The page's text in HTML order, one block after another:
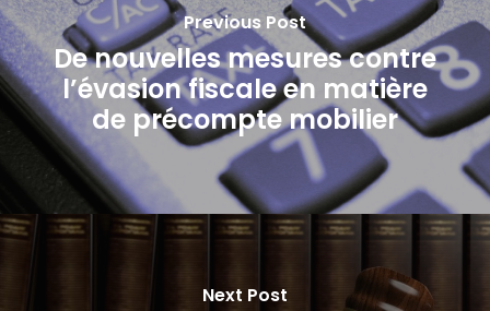
Previous Post
De nouvelles mesures contre
l’évasion fiscale en matière
de précompte mobilier
Next Post